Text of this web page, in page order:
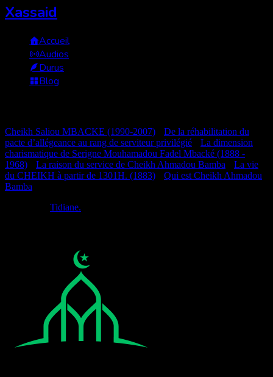
Xassaid
Accueil
Audios
Durus
Blog
Cheikh Saliou MBACKE (1990-2007)
De la réhabilitation du
pacte d’allégeance au rang de serviteur privilégié
La dimension
charismatique de Serigne Mouhamadou Fadel Mbacké (1888 -
1968)
La raison du service de Cheikh Ahmadou Bamba
La vie
du CHEIKH à partir de 1301H. (1883)
Qui est Cheikh Ahmadou
Bamba
Tidiane.